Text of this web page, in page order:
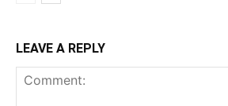
LEAVE A REPLY